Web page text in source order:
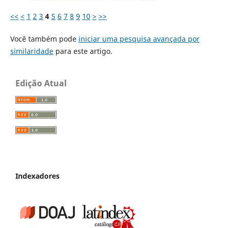
<< < 1 2 3 4 5 6 7 8 9 10 > >>
Você também pode iniciar uma pesquisa avançada por
similaridadepara este artigo.
Edição Atual
Indexadores